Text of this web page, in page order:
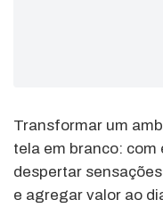
Transformar um
tela em branco: com
despertar
e agregar valor ao